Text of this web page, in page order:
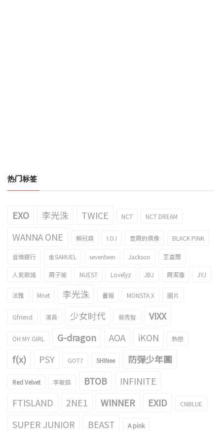
热门标签
EXO 李光洙 TWICE NCT NCT DREAM
WANNA ONE 賴冠霖 I.O.I 壹周的偶像 BLACK PINK
音樂銀行 金SAMUEL seventeen Jackson 王嘉爾
人氣歌謠 周子瑜 NUEST Lovelyz JBJ 周潔瓊 JYJ
泫雅 Mnet 李光洙 畫報 MONSTA X 圖片
Gfriend 演員 少女时代 裴秀智 VIXX
OH MY GIRL G-dragon AOA iKON 熱戀
f(x) PSY GOT7 SHINee 防彈少年團
Red Velvet 李敏鎬 BTOB
INFINITE
FTISLAND
2NE1 WINNER EXID CNBLUE
SUPER JUNIOR BEAST A pink